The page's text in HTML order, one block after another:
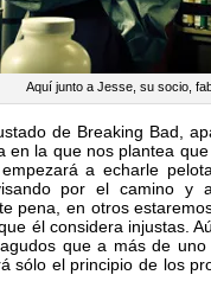
Aquí junto a Jesse, su socio,
de Breaking Bad,
en la que nos plantea
empezará a echarle
por el camino
pena, en otros
él considera injustas.
que a más de
sólo el principio de los